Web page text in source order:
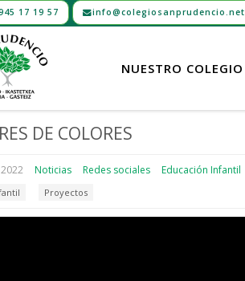
17 19 57 info@colegiosanprudencio.net
NUESTRO COLEGIO
DE COLORES
Noticias Redes sociales Educación Infantil
Proyectos